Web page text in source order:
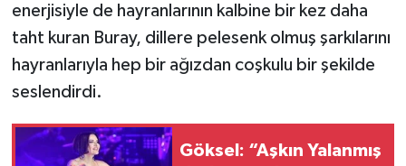
enerjisiyle de hayranlarının kalbine bir kez daha
taht kuran Buray, dillere pelesenk olmuş şarkılarını
hayranlarıyla hep bir ağızdan coşkulu bir şekilde
seslendirdi.
Göksel: “Aşkın Yalanmış